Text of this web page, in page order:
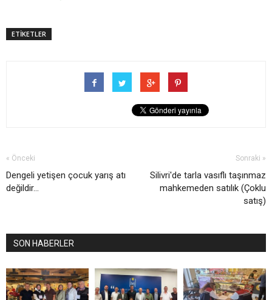
ETİKETLER
« Önceki
Dengeli yetişen çocuk yarış atı
değildir…
Sonraki »
Silivri'de tarla vasıflı taşınmaz
mahkemeden satılık (Çoklu
satış)
SON HABERLER